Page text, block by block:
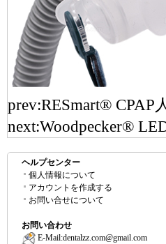
prev:RESmart®
next:Woodpecker®
ヘルプセンター
個人情報について
アカウントを作成する
お問い合せについて
お問い合わせ
E-Mail:dentalzz.com@gmail.com